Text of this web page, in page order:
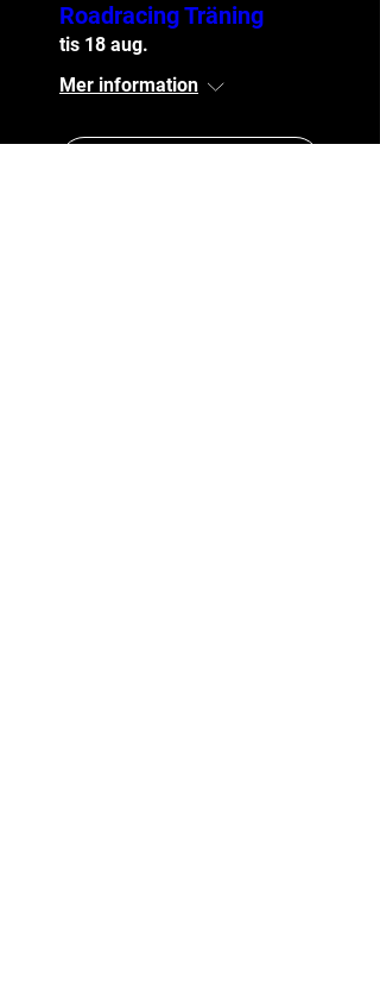
Roadracing Träning
tis 18 aug.
Mer information